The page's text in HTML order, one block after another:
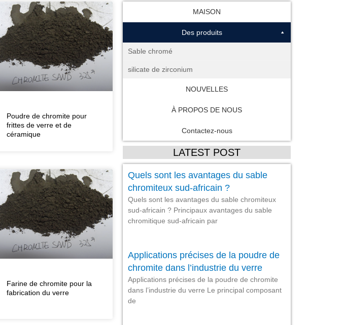
Poudre de chromite pour
frittes de verre et de
céramique
Farine de chromite pour la
fabrication du verre
MAISON
Des produits
Sable chromé
silicate de zirconium
NOUVELLES
À PROPOS DE NOUS
Contactez-nous
LATEST POST
Quels sont les avantages du sable
chromiteux sud-africain ?
Quels sont les avantages du sable chromiteux
sud-africain ? Principaux avantages du sable
chromitique sud-africain par
Applications précises de la poudre de
chromite dans l’industrie du verre
Applications précises de la poudre de chromite
dans l’industrie du verre Le principal composant
de